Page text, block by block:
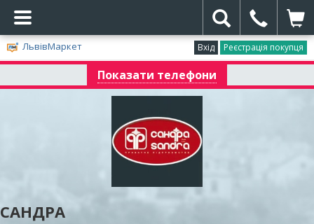
Вхід Реєстрація покупця
ЛьвівМаркет
Показати телефони
САНДРА